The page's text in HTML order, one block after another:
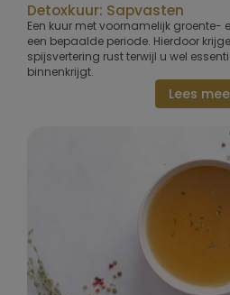
Detoxkuur: Sapvasten
Een kuur met voornamelijk groente-
een bepaalde periode. Hierdoor
spijsvertering rust terwijl u wel
binnenkrijgt.
Lees